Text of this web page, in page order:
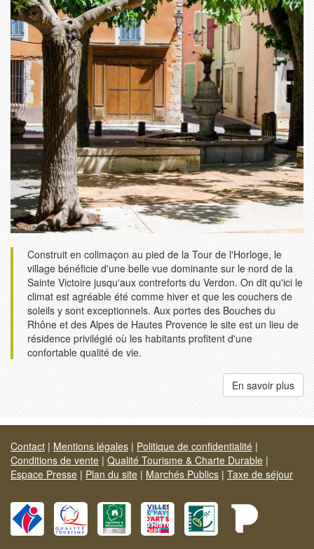
Construit en colimaçon au pied de la Tour de l'Horloge, le
village bénéficie d'une belle vue dominante sur le nord de la
Sainte Victoire jusqu'aux contreforts du Verdon. On dit qu'ici le
climat est agréable été comme hiver et que les couchers de
soleils y sont exceptionnels. Aux portes des Bouches du
Rhône et des Alpes de Hautes Provence le site est un lieu de
résidence privilégié où les habitants profitent d'une
confortable qualité de vie.
En savoir plus
Contact | Mentions légales | Politique de confidentialité |
Conditions de vente | Qualité Tourisme & Charte Durable |
Espace Presse | Plan du site | Marchés Publics | Taxe de séjour